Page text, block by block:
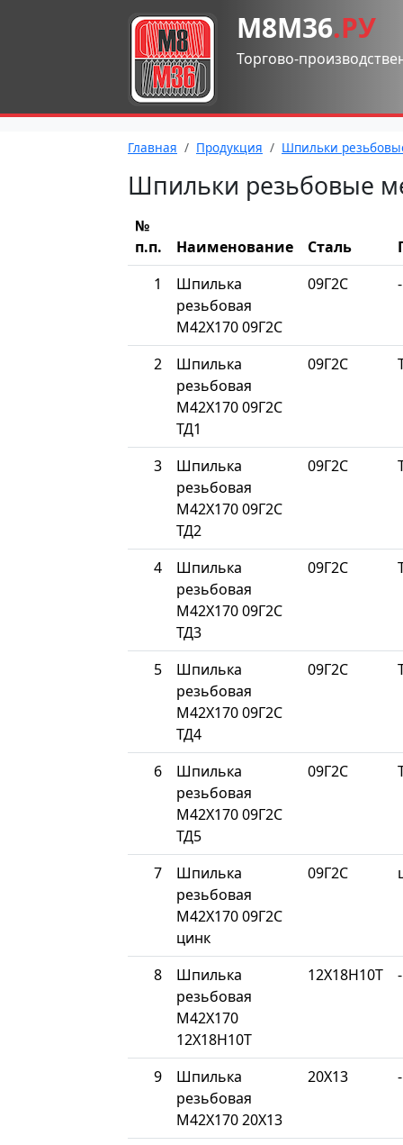
М8М36.РУ
Торгово-
Главная Продукция Шпильки
Шпильки резьбовые
№
п.п.
Наименование Сталь
1
Шпилька
резьбовая
М42Х170 09Г2С
09Г2С -
2
Шпилька
резьбовая
М42Х170 09Г2С
ТД1
09Г2С
3
Шпилька
резьбовая
М42Х170 09Г2С
ТД2
09Г2С
4
Шпилька
резьбовая
М42Х170 09Г2С
ТД3
09Г2С
5
Шпилька
резьбовая
М42Х170 09Г2С
ТД4
09Г2С
6
Шпилька
резьбовая
М42Х170 09Г2С
ТД5
09Г2С
7
Шпилька
резьбовая
М42Х170 09Г2С
цинк
09Г2С
8
Шпилька
резьбовая
М42Х170
12Х18Н10Т
12Х18Н10Т -
9
Шпилька
резьбовая
М42Х170 20Х13
20Х13 -